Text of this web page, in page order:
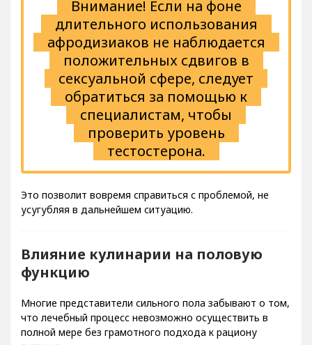
Внимание! Если на фоне
длительного использования
афродизиаков не наблюдается
положительных сдвигов в
сексуальной сфере, следует
обратиться за помощью к
специалистам, чтобы
проверить уровень
тестостерона.
Это позволит вовремя справиться с проблемой, не
усугубляя в дальнейшем ситуацию.
Влияние кулинарии на половую
функцию
Многие представители сильного пола забывают о том,
что лечебный процесс невозможно осуществить в
полной мере без грамотного подхода к рациону